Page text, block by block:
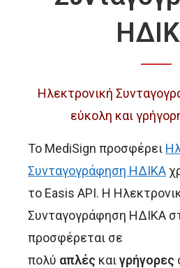
Ηλεκτρονική
εύκολη και
To MediSign προσφέρει
Συνταγογράφηση ΗΔΙΚΑ
το Easis API. Η
Συνταγογράφηση ΗΔΙΚΑ
προσφέρεται σε
πολύ απλές καιγρήγορες